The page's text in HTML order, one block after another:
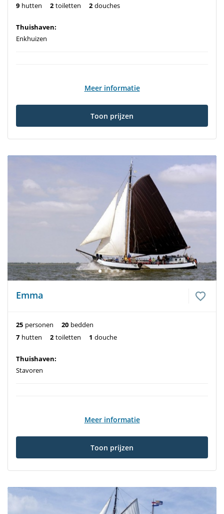
9 hutten 2 toiletten 2 douches
Thuishaven:
Enkhuizen
Meer informatie
Toon prijzen
Emma
25 personen 20 bedden
7 hutten 2 toiletten 1 douche
Thuishaven:
Stavoren
Meer informatie
Toon prijzen